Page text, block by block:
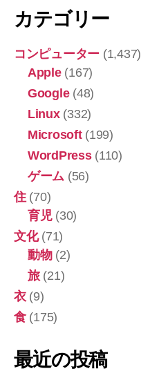
カテゴリー
コンピューター (1,437)
Apple(167)
Google(48)
Linux(332)
Microsoft(199)
WordPress(110)
ゲーム (56)
住(70)
育児(30)
文化(71)
動物(2)
旅(21)
衣(9)
食(175)
最近の投稿